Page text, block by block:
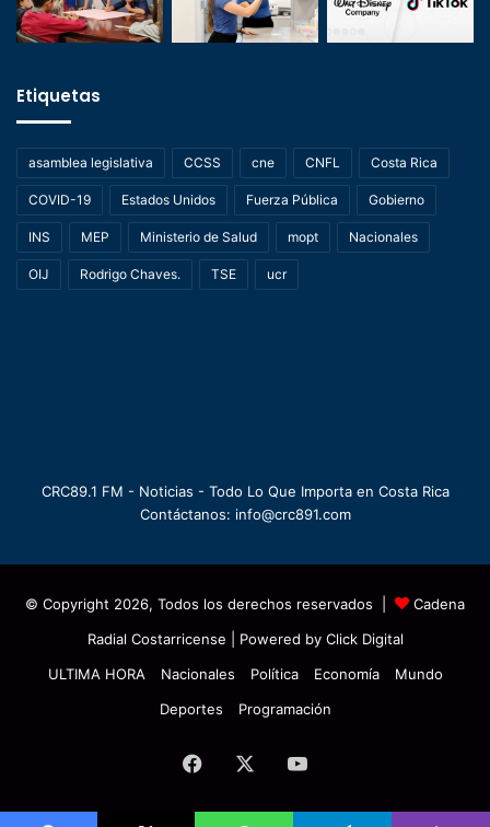
Etiquetas
asamblea legislativa CCSS cne CNFL Costa Rica
COVID-19 Estados Unidos Fuerza Pública Gobierno
INS MEP Ministerio de Salud mopt Nacionales
OIJ Rodrigo Chaves. TSE ucr
CRC89.1 FM - Noticias - Todo Lo Que Importa en Costa Rica
Contáctanos: info@crc891.com
© Copyright 2026, Todos los derechos reservados |
Cadena
Radial Costarricense | Powered by Click Digital
ULTIMA HORA
Nacionales Política Economía
Mundo
Deportes
Programación
Facebook YouTube